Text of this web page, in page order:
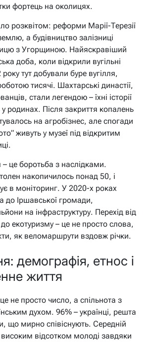
фортець на околицях.
розквітом: реформи Марії-Терезії
а будівництво залізниці
з Угорщиною. Найяскравіший
доба, коли відкрили вугільні
тут добували буре вугілля,
тисячі. Шахтарські династії,
стали легендою – їхні історії
родинах. Після закриття копалень
на агробізнес, але спогади
живуть у музеї під відкритим
– це боротьба з наслідками.
накопичилось понад 50, і
в моніторинг. У 2020-х роках
до Іршавської громади,
на інфраструктуру. Перехід від
екотуризму – це не просто слова,
як веломаршрути вздовж річки.
демографія, етнос і
життя
не просто число, а спільнота з
духом. 96% – українці, решта
що мирно співіснують. Середній
високим відсотком молоді завдяки